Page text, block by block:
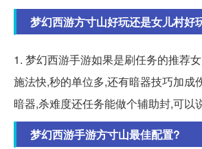
梦幻西游方寸山好玩还是女儿村好
1. 梦幻西游手游如果是刷任务的推荐
施法快,秒的单位多,还有暗器技巧加成
暗器,杀难度还任务能做个辅助封,可以
梦幻西游手游方寸山最佳配置?